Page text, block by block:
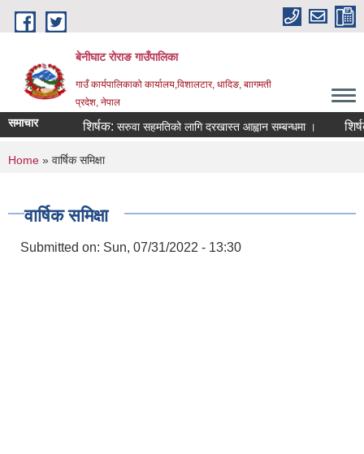
Skip to main content
बेनीघाट रोराङ गाउँपालिका
गाउँ कार्यपालिकाको कार्यालय,विशालटार, धादिङ, बाागमती
प्रदेश, नेपाल
समाचार शिर्षक:सरुवा सहमतिको लागि दरखास्त आह्वान सम्बन्धमा । शिर्षक:
You are here
Home » वार्षिक समिक्षा
वार्षिक समिक्षा
Submitted on: Sun, 07/31/2022 - 13:30